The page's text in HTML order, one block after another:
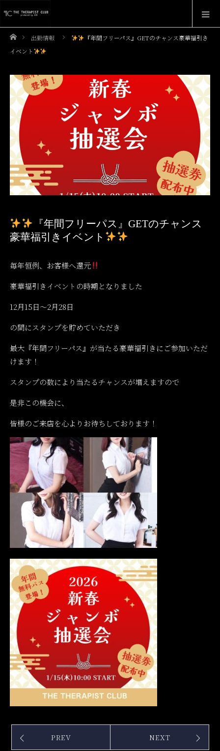
ホーム出勤情報
『年間フリーパス』GETのチャンス豪華福引き
イベント
『年間フリーパス』GETのチャンス
豪華福引きイベント
毎年恒例、お客様へ還元
豪華福引きイベントの時期となりました
12月15日～2月28日
の間にスタンプを貯めていただき
最大『年間フリーパス』が当たる豪華福引きにご参加いただ
けます！
スタンプの数により当たるチャンスが増えますので
是非この機会に、
皆様のご来店を心よりお待ちしております！
PREV NEXT